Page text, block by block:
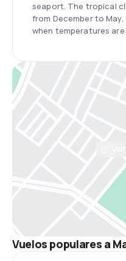
seaport. The tropical
from December to
when temperatures
Vuelos populares a